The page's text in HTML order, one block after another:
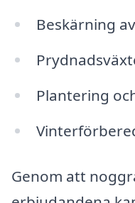
Beskärning
Plantering
Genom att